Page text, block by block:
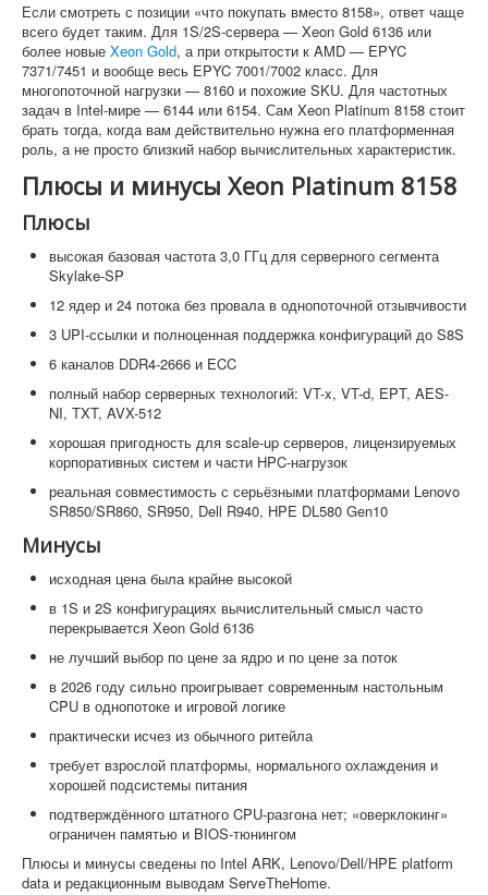
Если смотреть с позиции «что покупать вместо 8158», ответ чаще
всего будет таким. Для 1S/2S-сервера — Xeon Gold 6136 или
более новые Xeon Gold, а при открытости к AMD — EPYC
7371/7451 и вообще весь EPYC 7001/7002 класс. Для
многопоточной нагрузки — 8160 и похожие SKU. Для частотных
задач в Intel-мире — 6144 или 6154. Сам Xeon Platinum 8158 стоит
брать тогда, когда вам действительно нужна его платформенная
роль, а не просто близкий набор вычислительных характеристик.
Плюсы и минусы Xeon Platinum 8158
Плюсы
высокая базовая частота 3,0 ГГц для серверного сегмента
Skylake-SP
12 ядер и 24 потока без провала в однопоточной отзывчивости
3 UPI-ссылки и полноценная поддержка конфигураций до S8S
6 каналов DDR4-2666 и ECC
полный набор серверных технологий: VT-x, VT-d, EPT, AES-
NI, TXT, AVX-512
хорошая пригодность для scale-up серверов, лицензируемых
корпоративных систем и части HPC-нагрузок
реальная совместимость с серьёзными платформами Lenovo
SR850/SR860, SR950, Dell R940, HPE DL580 Gen10
Минусы
исходная цена была крайне высокой
в 1S и 2S конфигурациях вычислительный смысл часто
перекрывается Xeon Gold 6136
не лучший выбор по цене за ядро и по цене за поток
в 2026 году сильно проигрывает современным настольным
CPU в однопотоке и игровой логике
практически исчез из обычного ритейла
требует взрослой платформы, нормального охлаждения и
хорошей подсистемы питания
подтверждённого штатного CPU-разгона нет; «оверклокинг»
ограничен памятью и BIOS-тюнингом
Плюсы и минусы сведены по Intel ARK, Lenovo/Dell/HPE platform
data и редакционным выводам ServeTheHome.